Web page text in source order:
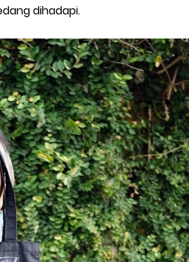
Potongan
Operasionalnya
Gangguan
Lengkap DNS Server Gojek
dihadapi.